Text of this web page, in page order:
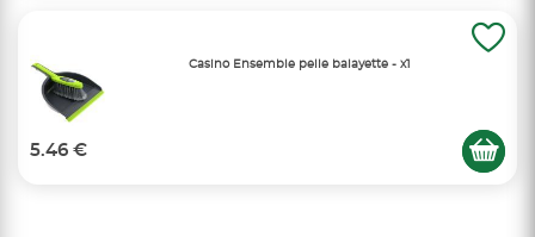
Casino Ensemble pelle balayette - x1
5.46 €